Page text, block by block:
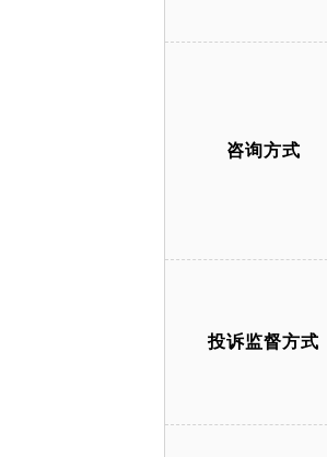
咨询方式
投诉监督方式